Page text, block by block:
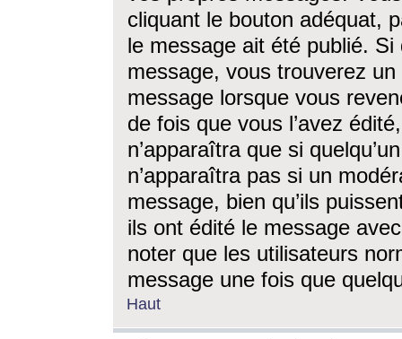
cliquant le bouton adéquat,
le message ait été publié. Si
message, vous trouverez
message lorsque vous
de fois que vous l’avez
n’apparaîtra que si
n’apparaîtra pas si un
message, bien qu’ils
ils ont édité le message
noter que les utilisateurs
message une fois que
Haut